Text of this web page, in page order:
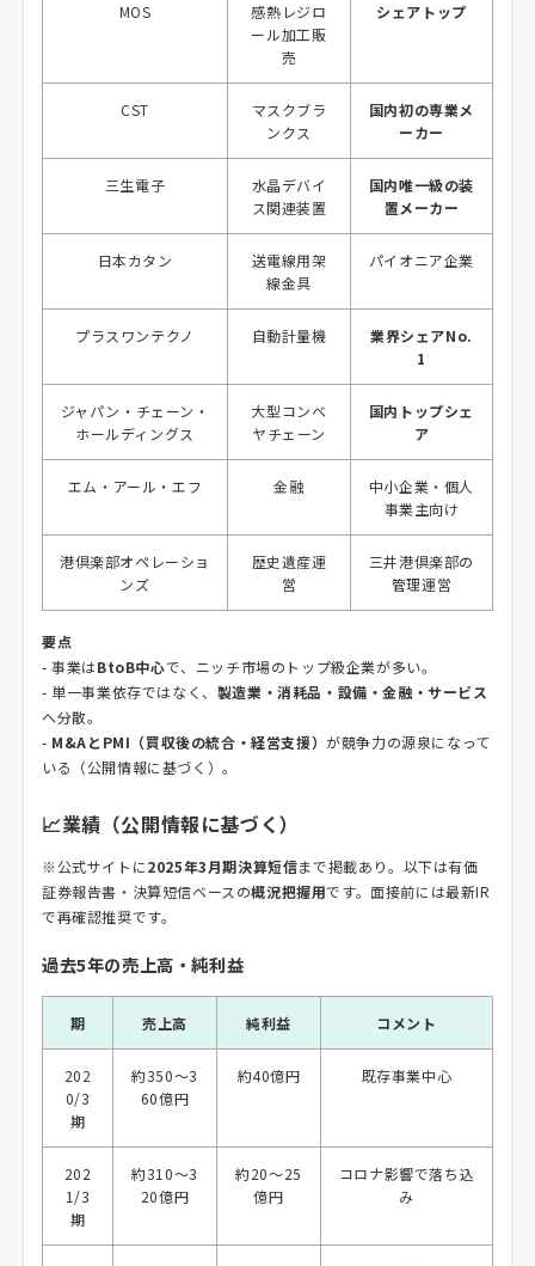
MOS
感熱レジロ
ール加工販
売
シェアトップ
CST
マスクブラ
ンクス
国内初の専業メ
ーカー
三生電子
水晶デバイ
ス関連装置
国内唯一級の装
置メーカー
日本カタン
送電線用架
線金具
パイオニア企業
プラスワンテクノ 自動計量機
業界シェアNo.
1
ジャパン・チェーン・
ホールディングス
大型コンベ
ヤチェーン
国内トップシェ
ア
エム・アール・エフ 金融
中小企業・個人
事業主向け
港倶楽部オペレーショ
ンズ
歴史遺産運
営
三井港倶楽部の
管理運営
要点
- 事業はBtoB中心で、ニッチ市場のトップ級企業が多い。
- 単一事業依存ではなく、 製造業・消耗品・設備・金融・サービス
へ分散。
- M&AとPMI（買収後の統合・経営支援）が競争力の源泉になって
いる（公開情報に基づく）。
📈業績（公開情報に基づく）
※公式サイトに2025年3月期決算短信まで掲載あり。以下は有価
証券報告書・決算短信ベースの概況把握用です。面接前には最新IR
で再確認推奨です。
過去5年の売上高・純利益
期 売上高 純利益 コメント
202
0/3
期
約350～3
60億円
約40億円 既存事業中心
202
1/3
期
約310～3
20億円
約20～25
億円
コロナ影響で落ち込
み